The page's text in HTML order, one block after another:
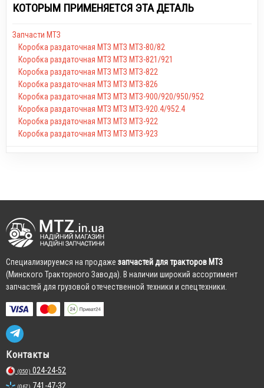
КОТОРЫМ ПРИМЕНЯЕТСЯ ЭТА ДЕТАЛЬ
Запчасти МТЗ
Коробка раздаточная МТЗ МТЗ МТЗ-80/82
Коробка раздаточная МТЗ МТЗ МТЗ-821/921
Коробка раздаточная МТЗ МТЗ МТЗ-822
Коробка раздаточная МТЗ МТЗ МТЗ-826
Коробка раздаточная МТЗ МТЗ МТЗ-900/920/950/952
Коробка раздаточная МТЗ МТЗ МТЗ-920.4/952.4
Коробка раздаточная МТЗ МТЗ МТЗ-922
Коробка раздаточная МТЗ МТЗ МТЗ-923
Cпециализируемся на продаже запчастей для тракторов МТЗ
(Минского Тракторного Завода). В наличии широкий ассортимент
запчастей для грузовой отечественной техники и спецтехники.
Контакты
(050) 024-24-52
(067) 741-47-32